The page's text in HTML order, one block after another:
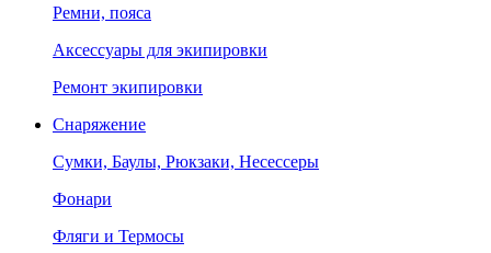
Ремни, пояса
Аксессуары для экипировки
Ремонт экипировки
Снаряжение
Сумки, Баулы, Рюкзаки, Несессеры
Фонари
Фляги и Термосы